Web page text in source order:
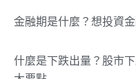
金融期是什麼？想投資
什麼是下跌出量？股市